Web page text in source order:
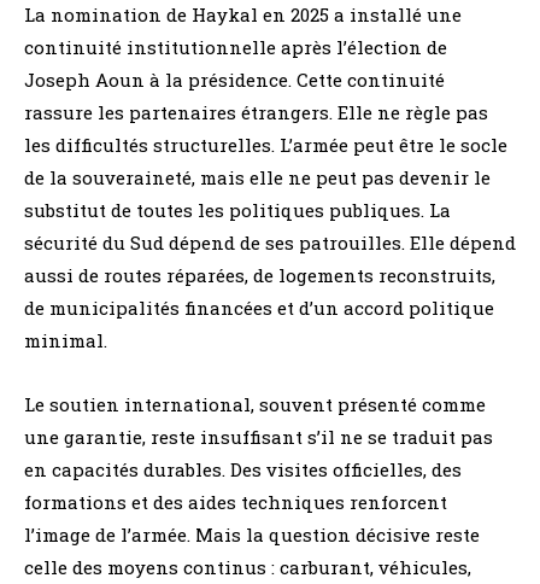
La nomination de Haykal en 2025 a installé une
continuité institutionnelle après l’élection de
Joseph Aoun à la présidence. Cette continuité
rassure les partenaires étrangers. Elle ne règle pas
les difficultés structurelles. L’armée peut être le socle
de la souveraineté, mais elle ne peut pas devenir le
substitut de toutes les politiques publiques. La
sécurité du Sud dépend de ses patrouilles. Elle dépend
aussi de routes réparées, de logements reconstruits,
de municipalités financées et d’un accord politique
minimal.
Le soutien international, souvent présenté comme
une garantie, reste insuffisant s’il ne se traduit pas
en capacités durables. Des visites officielles, des
formations et des aides techniques renforcent
l’image de l’armée. Mais la question décisive reste
celle des moyens continus : carburant, véhicules,